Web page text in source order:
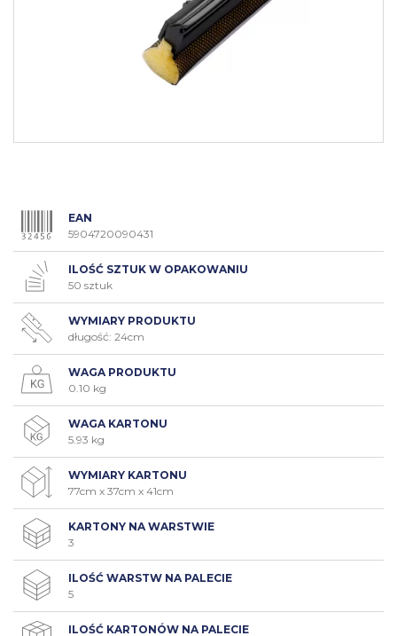
EAN
5904720090431
ILOŚĆ SZTUK W OPAKOWANIU
50 sztuk
WYMIARY PRODUKTU
długość: 24cm
WAGA PRODUKTU
0.10 kg
WAGA KARTONU
5.93 kg
WYMIARY KARTONU
77cm x 37cm x 41cm
KARTONY NA WARSTWIE
3
ILOŚĆ WARSTW NA PALECIE
5
ILOŚĆ KARTONÓW NA PALECIE